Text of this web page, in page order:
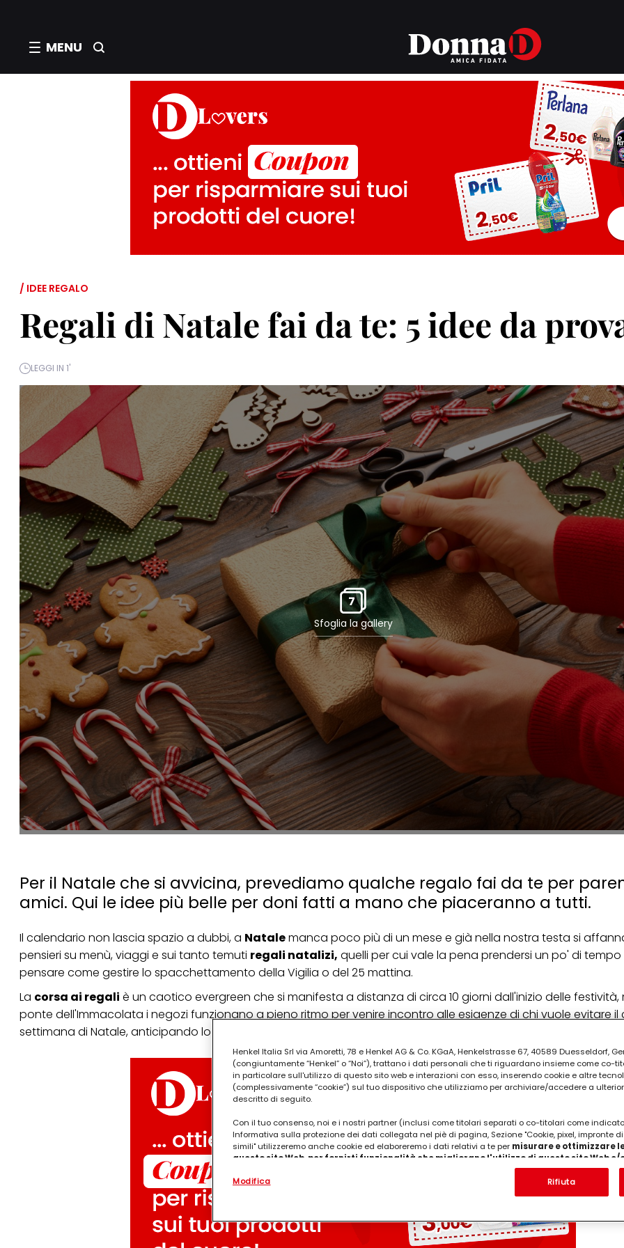
MENU
/ IDEE REGALO
Regali di Natale fai da te: 5 idee da
LEGGI IN 1'
7
Sfoglia la gallery
Per il Natale che si avvicina, prevediamo qualche regalo fai da te per
amici. Qui le idee più belle per doni fatti a mano che piaceranno a tutti.
PUBBLICITA'
Il calendario non lascia spazio a dubbi, a Natalemanca poco più di un mese e già nella nostra testa si
pensieri su menù, viaggi e sui tanto temuti regali natalizi, quelli per cui vale la pena prendersi un po' di tempo
pensare come gestire lo spacchettamento della Vigilia o del 25 mattina.
La corsa ai regali è un caotico evergreen che si manifesta a distanza di circa 10 giorni dall'inizio delle
ponte dell'Immacolata i negozi funzionano a pieno ritmo per venire incontro alle esigenze di chi vuole evitare il
settimana di Natale, anticipando lo
Henkel Italia Srl via Amoretti, 78 e Henkel AG & Co. KGaA, Henkelstrasse 67, 40589 Duesseldorf,
(congiuntamente “Henkel” o “Noi”), trattano i dati personali che ti riguardano insieme come co-
in particolare sull'utilizzo di questo sito web e interazioni con esso, inserendo cookie e altre
(complessivamente “cookie”) sul tuo dispositivo che utilizziamo per archiviare/accedere a
descritto di seguito.
Con il tuo consenso, noi e i nostri partner (inclusi come titolari separati o co-titolari come
Informativa sulla protezione dei dati collegata nel piè di pagina, Sezione "Cookie, pixel, impronte
simili" utilizzeremo anche cookie ed elaboreremo i dati relativi a te per misurare e ottimizzare
questo sito Web, per fornirti funzionalità che migliorano l'utilizzo di questo sito Web e/
. Analizzeremo il tuo utilizzo di questo sito Web e le tue interazioni commerciali
(rispettivamente dell'azienda per cui lavori) per) e su tale base tracciare i tuoi acquisti dei nostri
terzi, conservare le nostre informazioni sulle entità commerciali e creare profili individuali su di
identificati) su questo sito web e altri media (di terzi) tramite i dispositivi assegnati a te o alla
misurare e ottimizzare il successo delle campagne pubblicitarie.
Modifica Rifiuta